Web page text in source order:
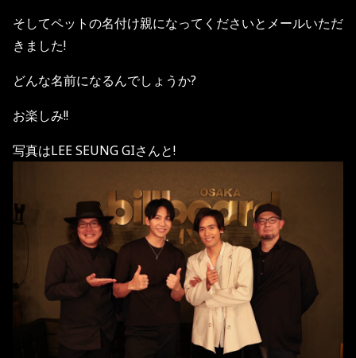
そしてペットの名付け親になってくださいとメールいただ
きました!
どんな名前になるんでしょうか?
お楽しみ!!
写真はLEE SEUNG GIさんと!